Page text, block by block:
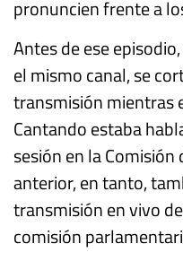
pronuncien frente a
Antes de ese
el mismo canal, se
transmisión mientras
Cantando estaba
sesión en la Comisión
anterior, en tanto,
transmisión en vivo
comisión